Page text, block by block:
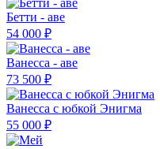
Бетти - аве
54 000 ₽
Ванесса - аве
73 500 ₽
Ванесса с юбкой Энигма
55 000 ₽